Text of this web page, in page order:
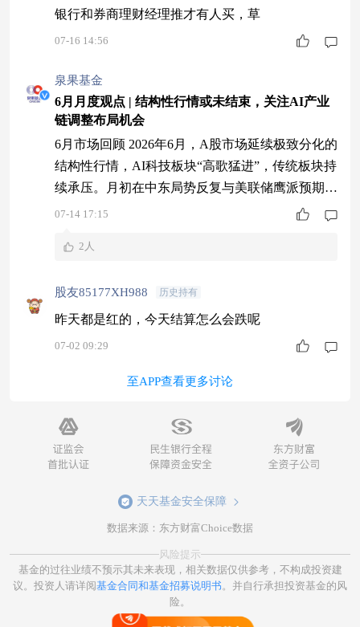
银行和券商理财经理推才有人买，草
07-16 14:56
泉果基金
6月月度观点 | 结构性行情或未结束，关注AI产业
链调整布局机会
6月市场回顾 2026年6月，A股市场延续极致分化的
结构性行情，AI科技板块“高歌猛进”，传统板块持
续承压。月初在中东局势反复与美联储鹰派预期扰
动的影响下，市场震荡调整，月中AI产业催化密
旬市场情绪进一步亢奋。 全月来看，上证指数上
5%，科创50大涨26.07%，连续第三个月刷新历史
新高。市场交投
07-14 17:15
2人
股友85177XH988 历史持有
昨天都是红的，今天结算怎么会跌呢
07-02 09:29
至APP查看更多讨论
天天基金安全保障
数据来源：东方财富Choice数据
风险提示
基金的过往业绩不预示其未来表现，相关数据仅供参考，不构成投资建
议。投资人请详阅基金合同和基金招募说明书 。并自行承担投资基金的风
险。